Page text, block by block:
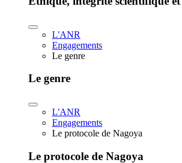
L'ANR
Engagements
Le genre
Le genre
L'ANR
Engagements
Le protocole de Nagoya
Le protocole de Nagoya